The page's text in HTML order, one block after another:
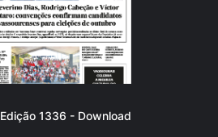
Edição 1336 - Download